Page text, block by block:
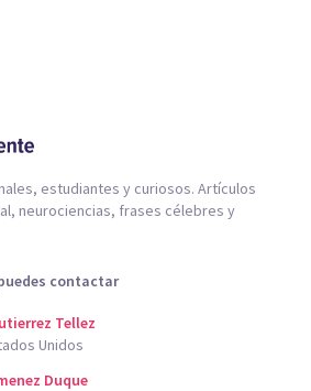
estudiantes y curiosos. Artículos
neurociencias, frases célebres y
contactar
Tellez
Unidos
Duque